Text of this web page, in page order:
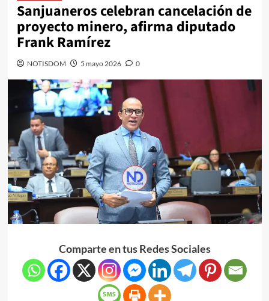
Sanjuaneros celebran cancelación de
proyecto minero, afirma diputado
Frank Ramírez
NOTISDOM 5 mayo 2026 0
Comparte en tus Redes Sociales